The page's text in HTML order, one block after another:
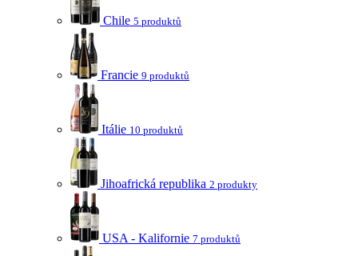
Chile 5 produktů
Francie 9 produktů
Itálie 10 produktů
Jihoafrická republika 2 produkty
USA - Kalifornie 7 produktů